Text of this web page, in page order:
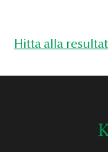
Hitta alla resultat